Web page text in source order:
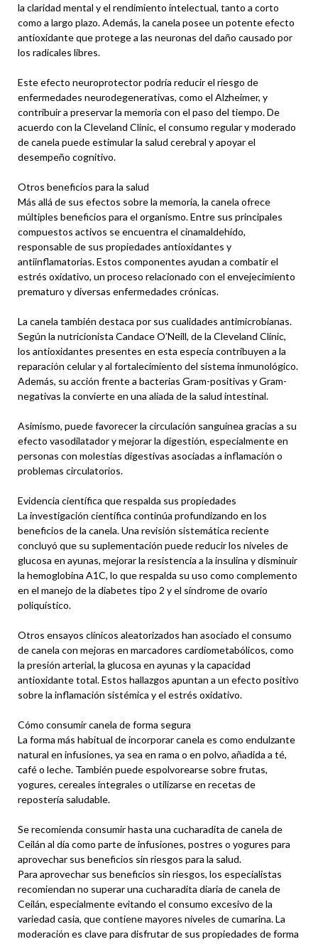
la claridad mental y el rendimiento intelectual, tanto a corto
como a largo plazo. Además, la canela posee un potente efecto
antioxidante que protege a las neuronas del daño causado por
los radicales libres.
Este efecto neuroprotector podría reducir el riesgo de
enfermedades neurodegenerativas, como el Alzheimer, y
contribuir a preservar la memoria con el paso del tiempo. De
acuerdo con la Cleveland Clinic, el consumo regular y moderado
de canela puede estimular la salud cerebral y apoyar el
desempeño cognitivo.
Otros beneficios para la salud
Más allá de sus efectos sobre la memoria, la canela ofrece
múltiples beneficios para el organismo. Entre sus principales
compuestos activos se encuentra el cinamaldehído,
responsable de sus propiedades antioxidantes y
antiinflamatorias. Estos componentes ayudan a combatir el
estrés oxidativo, un proceso relacionado con el envejecimiento
prematuro y diversas enfermedades crónicas.
La canela también destaca por sus cualidades antimicrobianas.
Según la nutricionista Candace O’Neill, de la Cleveland Clinic,
los antioxidantes presentes en esta especia contribuyen a la
reparación celular y al fortalecimiento del sistema inmunológico.
Además, su acción frente a bacterias Gram-positivas y Gram-
negativas la convierte en una aliada de la salud intestinal.
Asimismo, puede favorecer la circulación sanguínea gracias a su
efecto vasodilatador y mejorar la digestión, especialmente en
personas con molestias digestivas asociadas a inflamación o
problemas circulatorios.
Evidencia científica que respalda sus propiedades
La investigación científica continúa profundizando en los
beneficios de la canela. Una revisión sistemática reciente
concluyó que su suplementación puede reducir los niveles de
glucosa en ayunas, mejorar la resistencia a la insulina y disminuir
la hemoglobina A1C, lo que respalda su uso como complemento
en el manejo de la diabetes tipo 2 y el síndrome de ovario
poliquístico.
Otros ensayos clínicos aleatorizados han asociado el consumo
de canela con mejoras en marcadores cardiometabólicos, como
la presión arterial, la glucosa en ayunas y la capacidad
antioxidante total. Estos hallazgos apuntan a un efecto positivo
sobre la inflamación sistémica y el estrés oxidativo.
Cómo consumir canela de forma segura
La forma más habitual de incorporar canela es como endulzante
natural en infusiones, ya sea en rama o en polvo, añadida a té,
café o leche. También puede espolvorearse sobre frutas,
yogures, cereales integrales o utilizarse en recetas de
repostería saludable.
Se recomienda consumir hasta una cucharadita de canela de
Ceilán al día como parte de infusiones, postres o yogures para
aprovechar sus beneficios sin riesgos para la salud.
Para aprovechar sus beneficios sin riesgos, los especialistas
recomiendan no superar una cucharadita diaria de canela de
Ceilán, especialmente evitando el consumo excesivo de la
variedad casia, que contiene mayores niveles de cumarina. La
moderación es clave para disfrutar de sus propiedades de forma